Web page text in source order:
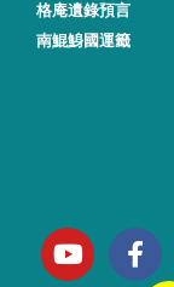
格庵遺錄預言
南鯤鯓國運籤